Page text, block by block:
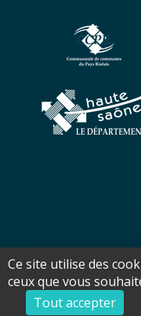
Copyright ©2026 - Office
droits réservés -
wsb-
Ce site utilise des
ceux que vous
Tout accepter